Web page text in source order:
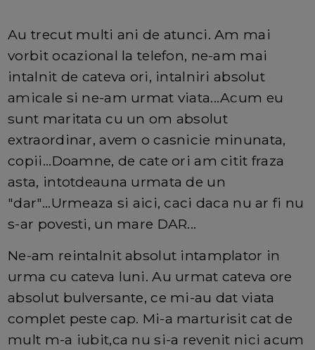
Au trecut multi ani de atunci. Am mai
vorbit ocazional la telefon, ne-am mai
intalnit de cateva ori, intalniri absolut
amicale si ne-am urmat viata...Acum eu
sunt maritata cu un om absolut
extraordinar, avem o casnicie minunata,
copii...Doamne, de cate ori am citit fraza
asta, intotdeauna urmata de un
"dar"...Urmeaza si aici, caci daca nu ar fi nu
s-ar povesti, un mare DAR...
Ne-am reintalnit absolut intamplator in
urma cu cateva luni. Au urmat cateva ore
absolut bulversante, ce mi-au dat viata
complet peste cap. Mi-a marturisit cat de
mult m-a iubit,ca nu si-a revenit nici acum